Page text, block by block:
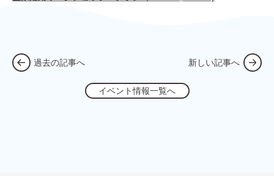
過去の記事へ
イベント情報一覧へ
新しい記事へ